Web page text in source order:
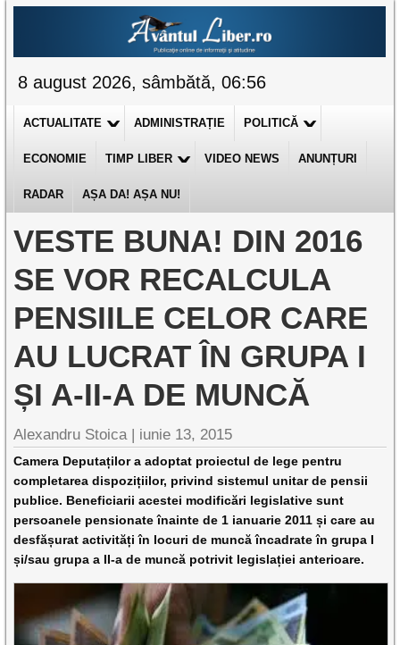
8 august 2026, sâmbătă, 06:56
ACTUALITATE ADMINISTRAȚIE POLITICĂ
ECONOMIE TIMP LIBER VIDEO NEWS ANUNȚURI
RADAR AȘA DA! AȘA NU!
VESTE BUNA! DIN 2016
SE VOR RECALCULA
PENSIILE CELOR CARE
AU LUCRAT ÎN GRUPA I
ȘI A-II-A DE MUNCĂ
Alexandru Stoica | iunie 13, 2015
Camera Deputaților a adoptat proiectul de lege pentru
completarea dispozițiilor, privind sistemul unitar de pensii
publice. Beneficiarii acestei modificări legislative sunt
persoanele pensionate înainte de 1 ianuarie 2011 și care au
desfășurat activități în locuri de muncă încadrate în grupa I
și/sau grupa a II-a de muncă potrivit legislației anterioare.